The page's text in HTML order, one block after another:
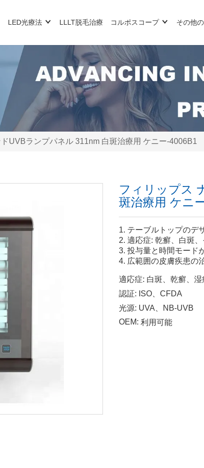
LED光療法 LLLT脱毛治療 コルポスコープ その他
UVBランプパネル 311nm 白斑治療用 ケニー-4006B1
フィリップス
斑治療用 ケニ
1. テーブルトップのデ
2. 適応症: 乾癬、白斑、
3. 投与量と時間モード
4. 広範囲の皮膚疾患の
適応症: 白斑、乾癬、
認証: ISO、CFDA
光源: UVA、NB-UVB
OEM: 利用可能